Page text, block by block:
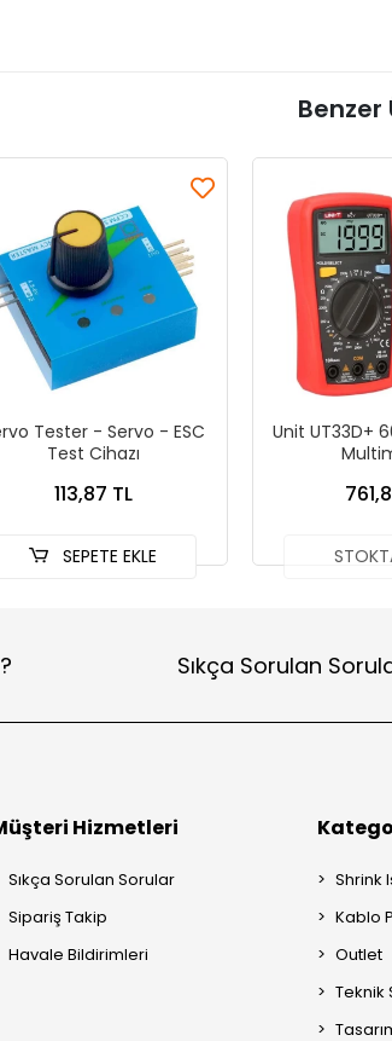
Benzer
Tester - Servo - ESC
Test Cihazı
113,87 TL
SEPETE EKLE
Unit UT33D+
Sıkça Sorulan
Hizmetleri
Sıkça Sorulan Sorular
Sipariş Takip
Havale Bildirimleri
Shrink
Kablo
Outlet
Teknik